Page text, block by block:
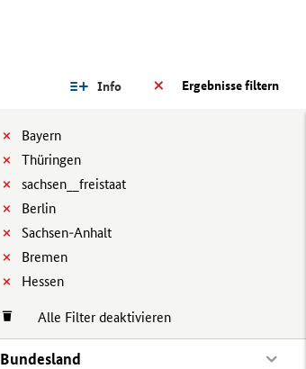
Ergebnisse filtern
Info
Bayern
Thüringen
sachsen__freistaat
Berlin
Sachsen-Anhalt
Bremen
Hessen
Alle Filter deaktivieren
Bundesland